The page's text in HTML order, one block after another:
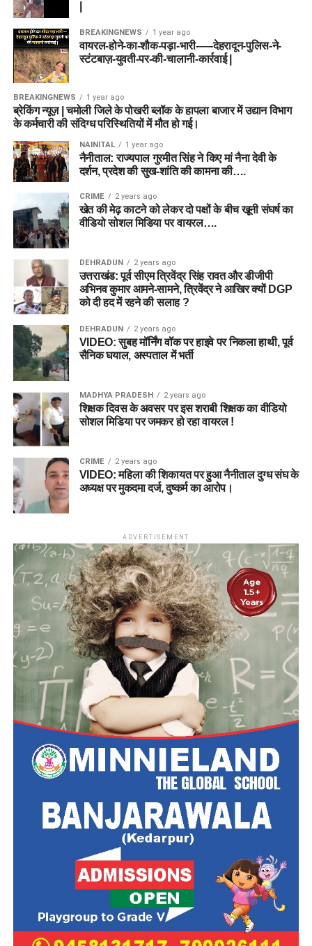
BREAKINGNEWS 1 year ago
वायरल-होने-का-शौक-पड़ा-भारी-—-देहरादून-पुलिस-ने-
स्टंटबाज़-युवती-पर-की-चालानी-कार्रवाई |
BREAKINGNEWS 1 year ago
ब्रेकिंग न्यूज़ | चमोली जिले के पोखरी ब्लॉक के हापला बाजार में उद्यान विभाग
के कर्मचारी की संदिग्ध परिस्थितियों में मौत हो गई।
NAINITAL 1 year ago
नैनीताल: राज्यपाल गुरमीत सिंह ने किए मां नैना देवी के
दर्शन, प्रदेश की सुख-शांति की कामना की….
CRIME 2 years ago
खेत की मेढ़ काटने को लेकर दो पक्षों के बीच खूनी संघर्ष का
वीडियो सोशल मिडिया पर वायरल….
DEHRADUN 2 years ago
उत्तराखंड: पूर्व सीएम त्रिवेंद्र सिंह रावत और डीजीपी
अभिनव कुमार आमने-सामने, त्रिवेंद्र ने आखिर क्यों DGP
को दी हद में रहने की सलाह ?
DEHRADUN 2 years ago
VIDEO: सुबह मॉर्निंग वॉक पर हाइवे पर निकला हाथी, पूर्व
सैनिक घयाल, अस्पताल में भर्ती
MADHYA PRADESH 2 years ago
शिक्षक दिवस के अवसर पर इस शराबी शिक्षक का वीडियो
सोशल मिडिया पर जमकर हो रहा वायरल !
CRIME 2 years ago
VIDEO: महिला की शिकायत पर हुआ नैनीताल दुग्ध संघ के
अध्यक्ष पर मुकदमा दर्ज, दुष्कर्म का आरोप।
ADVERTISEMENT